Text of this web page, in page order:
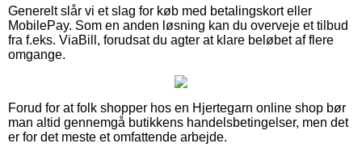
Generelt slår vi et slag for køb med betalingskort eller
MobilePay. Som en anden løsning kan du overveje et tilbud
fra f.eks. ViaBill, forudsat du agter at klare beløbet af flere
omgange.
Forud for at folk shopper hos en Hjertegarn online shop bør
man altid gennemgå butikkens handelsbetingelser, men det
er for det meste et omfattende arbejde.